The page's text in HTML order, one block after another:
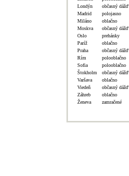
Londýn
občasný dážď
Madrid
polojasno
Miláno
oblačno
Moskva
občasný dážď
Oslo
prehánky
Paríž
oblačno
Praha
občasný dážď
Rím
polooblačno
Sofia
polooblačno
Štokholm
občasný dážď
Varšava
oblačno
Viedeň
občasný dážď
Záhreb
oblačno
Ženeva
zamračené